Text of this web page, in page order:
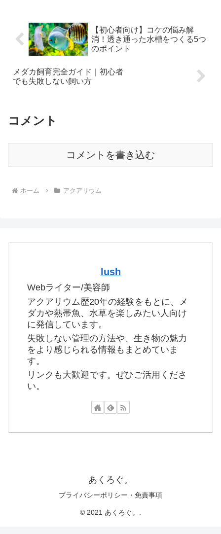
【初心者向け】コケの悩み解
消！透き通った水槽をつくる5つ
のポイント
メダカ飼育完全ガイド｜初心者
でも失敗しない飼い方
コメント
コメントを書き込む
ホーム アクアリウム
lush
Webライター/美容師
アクアリウム歴20年の経験をもとに、メ
ダカや熱帯魚、水草を楽しみたい人向け
に発信しています。
失敗しない管理の方法や、生き物の魅力
をより感じられる情報もまとめていま
す。
リンクも大歓迎です。ぜひご活用くださ
い。
あくろぐ。
プライバシーポリシー・免責事項
© 2021 あくろぐ。.